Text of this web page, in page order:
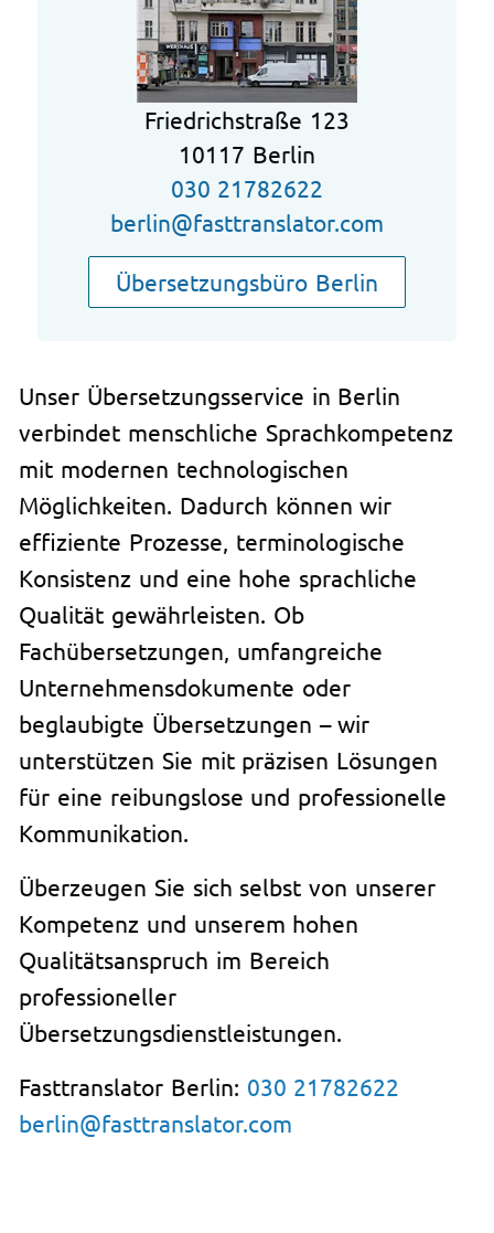
Friedrichstraße 123
10117 Berlin
030 21782622
berlin@fasttranslator.com
Übersetzungsbüro Berlin
Unser Übersetzungsservice in Berlin
verbindet menschliche Sprachkompetenz
mit modernen technologischen
Möglichkeiten. Dadurch können wir
effiziente Prozesse, terminologische
Konsistenz und eine hohe sprachliche
Qualität gewährleisten. Ob
Fachübersetzungen, umfangreiche
Unternehmensdokumente oder
beglaubigte Übersetzungen – wir
unterstützen Sie mit präzisen Lösungen
für eine reibungslose und professionelle
Kommunikation.
Überzeugen Sie sich selbst von unserer
Kompetenz und unserem hohen
Qualitätsanspruch im Bereich
professioneller
Übersetzungsdienstleistungen.
Fasttranslator Berlin: 030 21782622
berlin@fasttranslator.com